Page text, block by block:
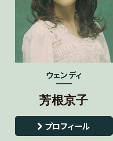
ウェンディ
芳根京子
プロフィール